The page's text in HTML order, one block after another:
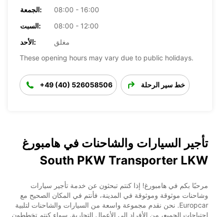
الجمعة:
08:00 - 16:00
السبت:
08:00 - 12:00
الأحد:
مغلق
These opening hours may vary due to public holidays.
+49 (40) 526058506 خط سير الرحلة
تأجير السيارات والشاحنات في هامبورغ
South PKW Transporter LKW
مرحبًا بكم في هامبورغ! إذا كنتم تبحثون عن خدمة تأجير سيارات
وشاحنات موثوقة وموثوقة في المدينة، فأنتم في المكان الصحيح مع
Europcar. نحن نقدم مجموعة واسعة من السيارات والشاحنات لتلبية
احتياجات الجميع، من الأفراد إلى الأعمال التجارية. سواء كنتم تخططون